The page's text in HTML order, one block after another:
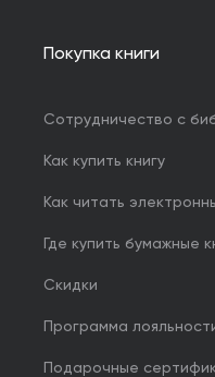
Покупка книги
Сотрудничество с
Как купить книгу
Как читать
Где купить бумажные
Скидки
Программа
Подарочные